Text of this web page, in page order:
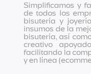
Simplificamos y
de todos los
bisutería y
insumos de la
bisutería, así
creativo
facilitando la
y en línea